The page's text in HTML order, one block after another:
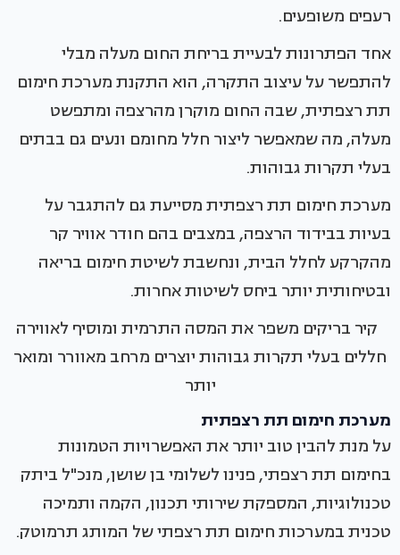
רעפים משופעים.
אחד הפתרונות לבעיית בריחת החום מעלה מבלי
להתפשר על עיצוב התקרה, הוא התקנת מערכת חימום
תת רצפתית, שבה החום מוקרן מהרצפה ומתפשט
מעלה, מה שמאפשר ליצור חלל מחומם ונעים גם בבתים
בעלי תקרות גבוהות.
מערכת חימום תת רצפתית מסייעת גם להתגבר על
בעיות בבידוד הרצפה, במצבים בהם חודר אוויר קר
מהקרקע לחלל הבית, ונחשבת לשיטת חימום בריאה
ובטיחותית יותר ביחס לשיטות אחרות.
קיר בריקים משפר את המסה התרמית ומוסיף לאווירה
חללים בעלי תקרות גבוהות יוצרים מרחב מאוורר ומואר
יותר
מערכת חימום תת רצפתית
על מנת להבין טוב יותר את האפשרויות הטמונות
בחימום תת רצפתי, פנינו לשלומי בן שושן, מנכ"ל ביתק
טכנולוגיות, המספקת שירותי תכנון, הקמה ותמיכה
טכנית במערכות חימום תת רצפתי של המותג תרמוטק.